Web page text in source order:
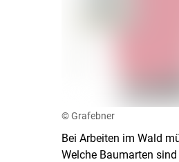
© Grafebner
Bei Arbeiten im Wald
Welche Baumarten